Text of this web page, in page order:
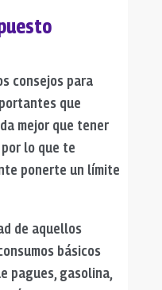
consejos para
que
mejor que tener
lo que te
ponerte un límite
de aquellos
básicos
pagues, gasolina,